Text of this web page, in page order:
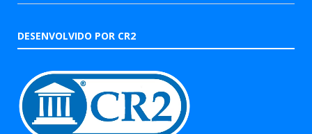
DESENVOLVIDO POR CR2